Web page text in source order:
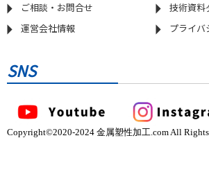
ご相談・お問合せ
技術資
運営会社情報
プライバ
SNS
Copyright©2020-2024 金属塑性加工.com All Rights